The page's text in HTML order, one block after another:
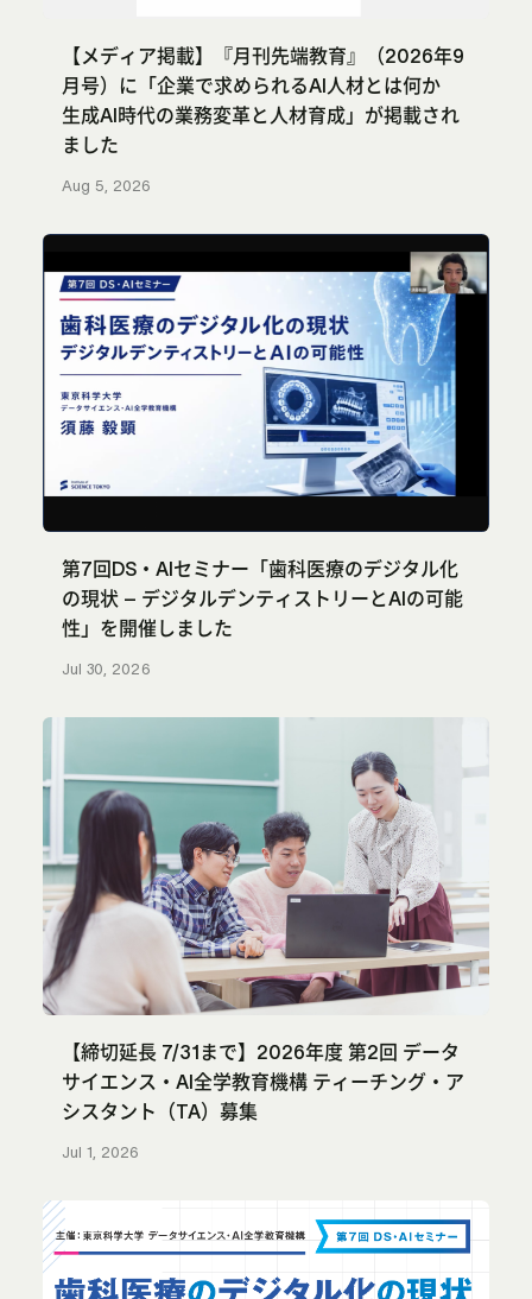
【メディア掲載】『月刊先端教育』（2026年9
月号）に「企業で求められるAI人材とは何か
生成AI時代の業務変革と人材育成」が掲載され
ました
Aug 5, 2026
第7回DS・AIセミナー「歯科医療のデジタル化
の現状 – デジタルデンティストリーとAIの可能
性」を開催しました
Jul 30, 2026
【締切延長 7/31まで】2026年度 第2回 データ
サイエンス・AI全学教育機構 ティーチング・ア
シスタント（TA）募集
Jul 1, 2026